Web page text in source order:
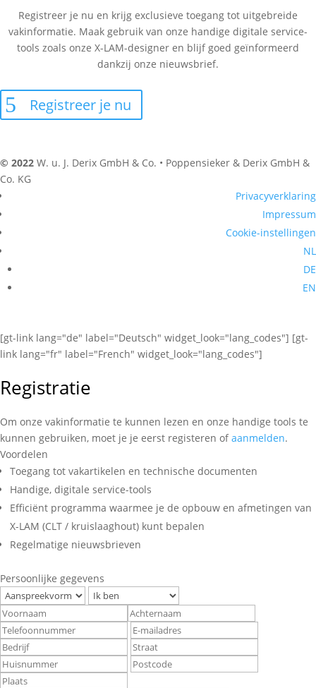
Registreer je nu en krijg exclusieve toegang tot uitgebreide
vakinformatie. Maak gebruik van onze handige digitale service-
tools zoals onze X-LAM-designer en blijf goed geïnformeerd
dankzij onze nieuwsbrief.
Registreer je nu
© 2022 W. u. J. Derix GmbH & Co. • Poppensieker & Derix GmbH &
Co. KG
Privacyverklaring
Impressum
Cookie-instellingen
NL
DE
EN
[gt-link lang="de" label="Deutsch" widget_look="lang_codes"] [gt-
link lang="fr" label="French" widget_look="lang_codes"]
Registratie
Om onze vakinformatie te kunnen lezen en onze handige tools te
kunnen gebruiken, moet je je eerst registeren ofaanmelden.
Voordelen
Toegang tot vakartikelen en technische documenten
Handige, digitale service-tools
Efficiënt programma waarmee je de opbouw en afmetingen van
X-LAM (CLT / kruislaaghout) kunt bepalen
Regelmatige nieuwsbrieven
Persoonlijke gegevens